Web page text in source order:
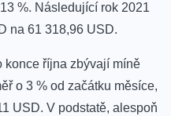
%. Následující rok 2021
na 61 318,96 USD.
konce října zbývají míně
o 3 % od začátku měsíce,
USD. V podstatě, alespoň